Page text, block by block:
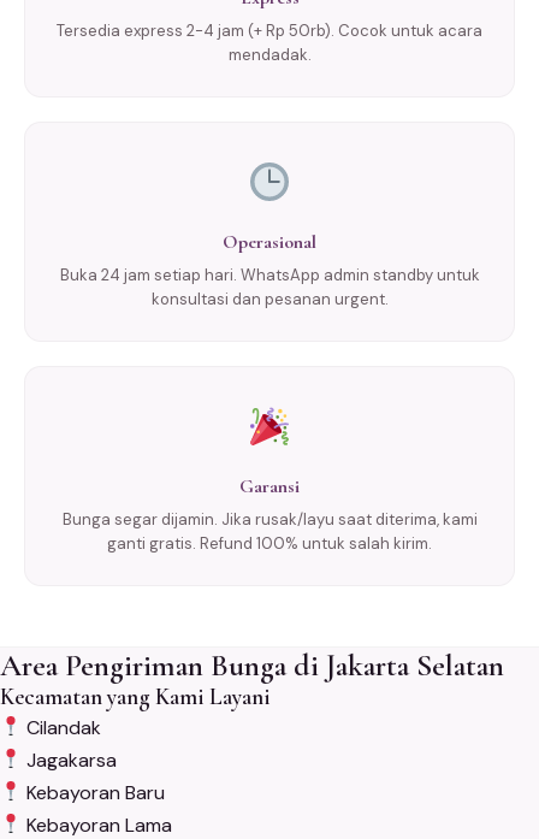
Tersedia express 2-4 jam (+ Rp 50rb). Cocok untuk acara
mendadak.
Operasional
Buka 24 jam setiap hari. WhatsApp admin standby untuk
konsultasi dan pesanan urgent.
Garansi
Bunga segar dijamin. Jika rusak/layu saat diterima, kami
ganti gratis. Refund 100% untuk salah kirim.
Area Pengiriman Bunga di Jakarta Selatan
Kecamatan yang Kami Layani
Cilandak
Jagakarsa
Kebayoran Baru
Kebayoran Lama